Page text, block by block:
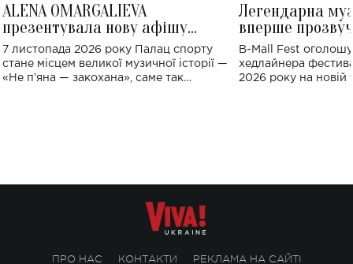
ALENA OMARGALIEVA
презентувала нову афішу
великого концерту в Палаці
спорту
7 листопада 2026 року Палац спорту
стане місцем великої музичної історії —
«Не пʼяна — закохана», саме так
Легендарна
вперше
Україні: де
B-Mall Fest
хедлайнера
2026 року на новій
ПРО НАС КОНТАКТИ РЕКЛАМА НА САЙТІ